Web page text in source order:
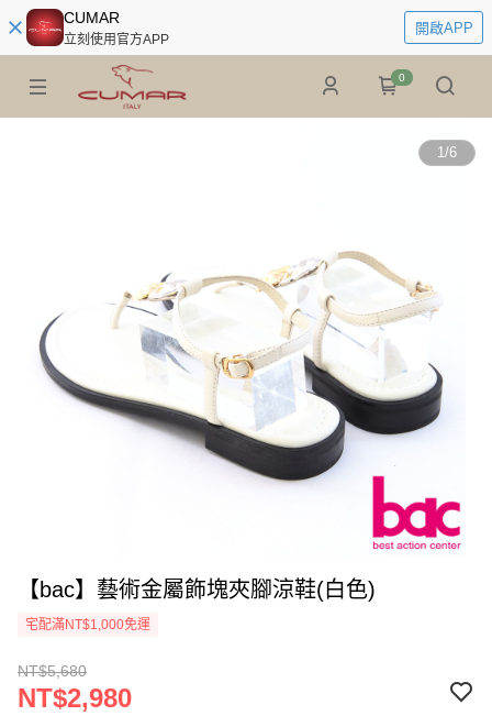
CUMAR
立刻使用官方APP
開啟APP
0
1/6
【bac】藝術金屬飾塊夾腳涼鞋(白色)
宅配滿NT$1,000免運
NT$5,680
NT$2,980